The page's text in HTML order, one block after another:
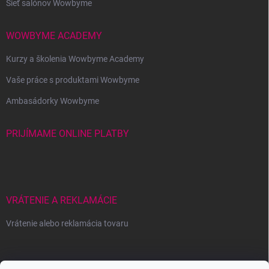
Sieť salónov Wowbyme
WOWBYME ACADEMY
Kurzy a školenia Wowbyme Academy
Vaše práce s produktami Wowbyme
Ambasádorky Wowbyme
PRIJÍMAME ONLINE PLATBY
VRÁTENIE A REKLAMÁCIE
Vrátenie alebo reklamácia tovaru